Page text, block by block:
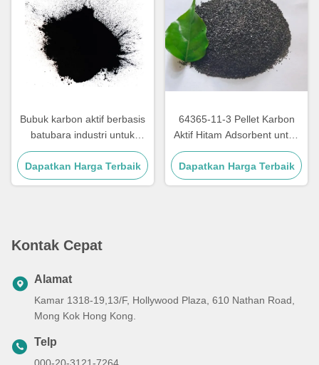
Bubuk karbon aktif berbasis
batubara industri untuk
pengolahan limbah
Dapatkan Harga Terbaik
64365-11-3 Pellet Karbon
Aktif Hitam Adsorbent untuk
Pembersihan Gas
Dapatkan Harga Terbaik
Kontak Cepat
Alamat
Kamar 1318-19,13/F, Hollywood Plaza, 610 Nathan Road,
Mong Kok Hong Kong.
Telp